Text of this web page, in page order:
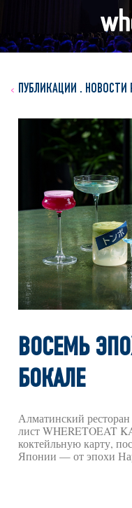
ПУБЛИКАЦИИ . НОВОСТИ
ВОСЕМЬ
БОКАЛЕ
Алматинский
лист WHERETOEAT
коктейльную карту,
Японии — от эпохи